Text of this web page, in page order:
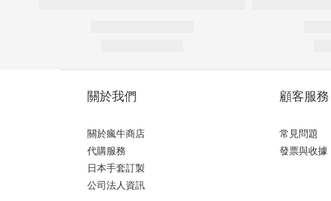
關於我們
關於瘋牛商店
代購服務
日本手套訂製
公司法人資訊
顧客服務
常見問題
發票與收據